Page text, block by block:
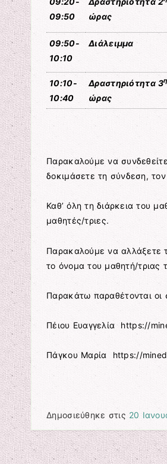
09:50 ώρας
09:50-
10:10
Διάλειμμα
10:10-
10:40
Δραστηριότητα 3
ώρας
Παρακαλούμε να
δοκιμάσετε τη σύνδεση,
Καθ’ όλη τη διάρκεια του
μαθητές/τριες.
Παρακαλούμε να αλλάξετε
το όνομα του μαθητή/τριας
Παρακάτω παραθέτονται οι
Πέιου Ευαγγελία https://
Πάγκου Μαρία https://
Δημοσιεύθηκε στις 20